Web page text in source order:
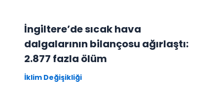
İngiltere’de sıcak hava
dalgalarının bilançosu ağırlaştı:
2.877 fazla ölüm
İklim Değişikliği